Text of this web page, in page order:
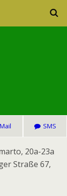
Mail SMS
20a-23a
Straße 67,